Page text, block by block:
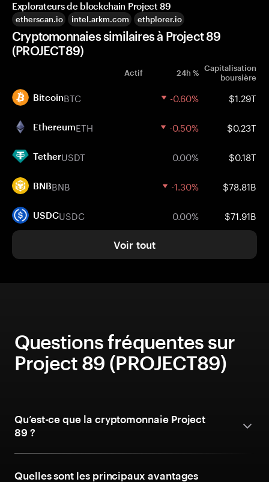
Explorateurs de blockchain Project 89
etherscan.io intel.arkm.com ethplorer.io
Cryptomonnaies similaires à Project 89
(PROJECT89)
Actif 24h % Capitalisation
boursière
BitcoinBTC -0.60% $1.29T
EthereumETH -0.50% $0.23T
TetherUSDT 0.00% $0.18T
BNBBNB -1.30% $78.81B
USDCUSDC 0.00% $71.91B
Voir tout
Questions fréquentes sur
Project 89 (PROJECT89)
Qu’est-ce que la cryptomonnaie Project
89 ?
Quelles sont les principaux avantages